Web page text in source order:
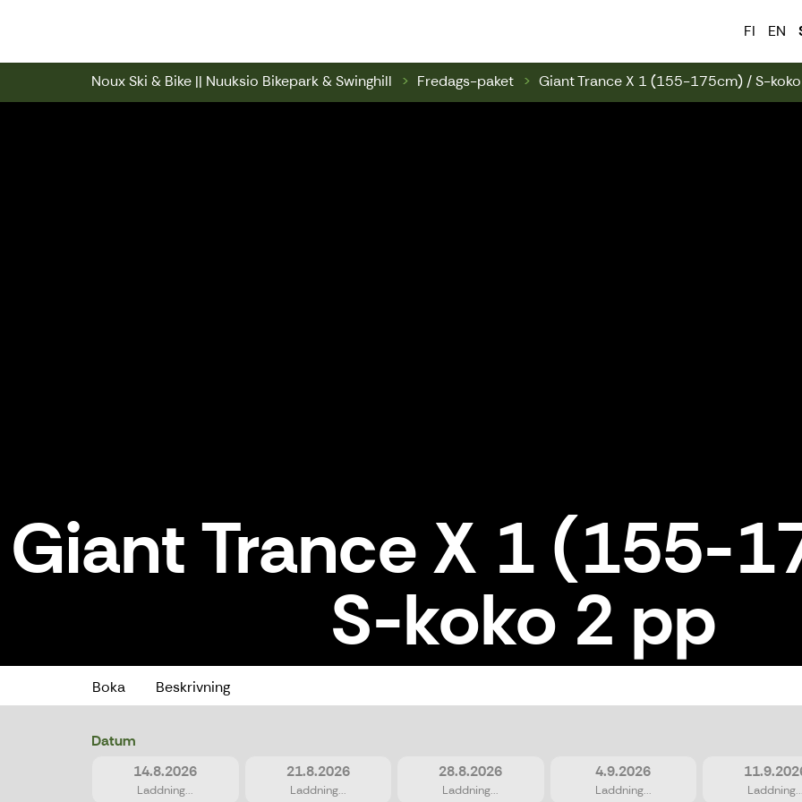
FI EN
Noux Ski & Bike || Nuuksio Bikepark & Swinghill Fredags-paket Giant Trance X 1 (155-175cm) / S-
Giant Trance X 1 (155-
S-koko 2 pp
Giant Trance X 1 (155-175cm) / S-koko 2 pp
Boka Beskrivning
Datum
14.8.2026
Laddning...
21.8.2026
Laddning...
28.8.2026
Laddning...
4.9.2026
Laddning... Laddning...